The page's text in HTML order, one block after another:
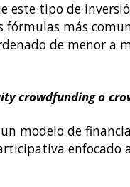
este tipo de
fórmulas más
de menor a
crowdfunding o
modelo de
enfocado